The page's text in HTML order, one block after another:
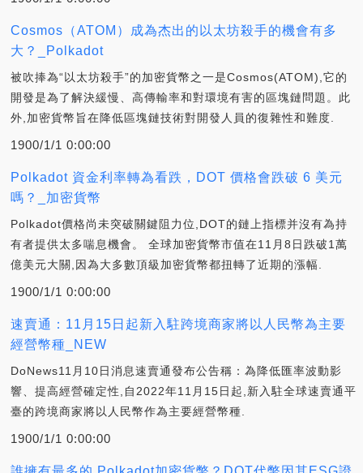
Cosmos（ATOM）成為杰出的以太坊殺手的機會有多
大？_Polkadot
被吹捧為“以太坊殺手”的加密貨幣之一是Cosmos(ATOM),它的
開發是為了解決緩慢、高傳輸率和對環境有害的區塊鏈問題。此
外,加密貨幣旨在降低區塊鏈技術對開發人員的復雜性和難度.
1900/1/1 0:00:00
Polkadot 資金利率轉為看跌，DOT 價格會跌破 6 美元
嗎？_加密貨幣
Polkadot價格尚未突破關鍵阻力位,DOT的鏈上指標并沒有為持
有者提供太多喘息機會。 全球加密貨幣市值在11月8日跌破1萬
億美元大關,因為大多數頂級加密貨幣都扭轉了近期的漲幅.
1900/1/1 0:00:00
速賣通：11月15日起新入駐跨境商家將以人民幣為主要
經營幣種_NEW
DoNews11月10日消息速賣通發布公告稱：為降低匯率波動影
響、提高經營確定性,自2022年11月15日起,新入駐全球速賣通平
臺的跨境商家將以人民幣作為主要經營幣種.
1900/1/1 0:00:00